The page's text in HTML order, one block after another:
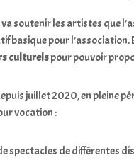
soutenir les artistes que
basique pour l’association.
culturelspour pouvoir
juillet 2020, en pleine
vocation :
spectacles de différentes